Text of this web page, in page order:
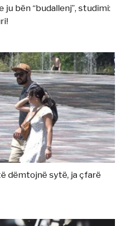
bën “budallenj”, studimi:
dëmtojnë sytë, ja çfarë